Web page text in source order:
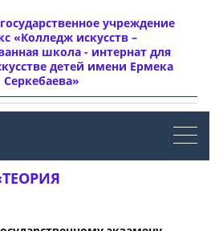
учреждение
«Колледж искусств –
школа - интернат для
детей имени Ермека
Серкебаева»